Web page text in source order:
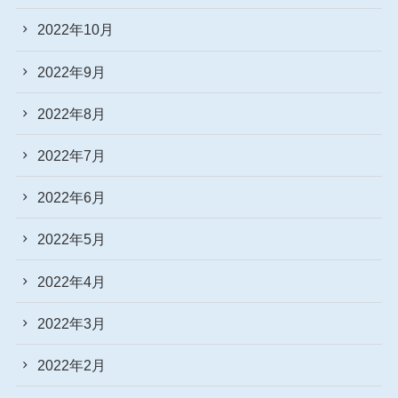
2022年10月
2022年9月
2022年8月
2022年7月
2022年6月
2022年5月
2022年4月
2022年3月
2022年2月